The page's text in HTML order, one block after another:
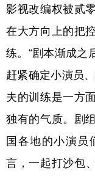
影视改编权被贰
在大方向上的把
练。“剧本渐成之
赶紧确定小演员
夫的训练是一方
独有的气质。剧
国各地的小演员
言，一起打沙包